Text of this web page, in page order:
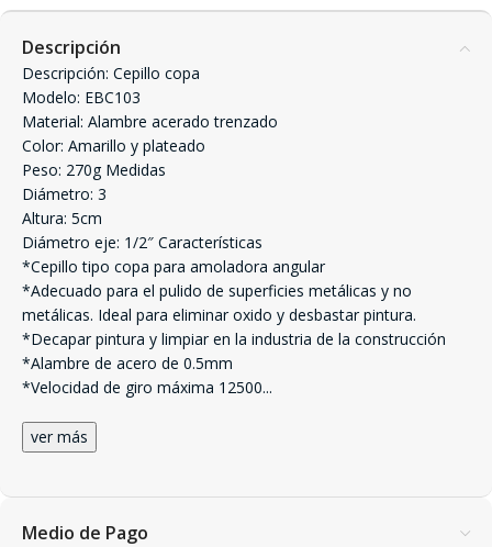
Descripción
Descripción: Cepillo copa
Modelo: EBC103
Material: Alambre acerado trenzado
Color: Amarillo y plateado
Peso: 270g Medidas
Diámetro: 3
Altura: 5cm
Diámetro eje: 1/2″ Características
*Cepillo tipo copa para amoladora angular
*Adecuado para el pulido de superficies metálicas y no
metálicas. Ideal para eliminar oxido y desbastar pintura.
*Decapar pintura y limpiar en la industria de la construcción
*Alambre de acero de 0.5mm
*Velocidad de giro máxima 12500...
ver más
Medio de Pago